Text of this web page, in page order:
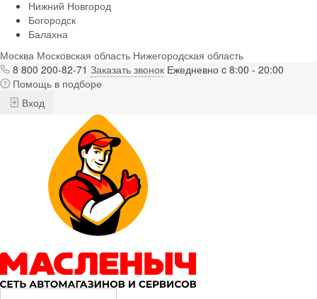
Нижний Новгород
Богородск
Балахна
Москва Московская область Нижегородская область
8 800 200-82-71 Заказать звонок Ежедневно c 8:00 - 20:00
Помощь в подборе
Вход